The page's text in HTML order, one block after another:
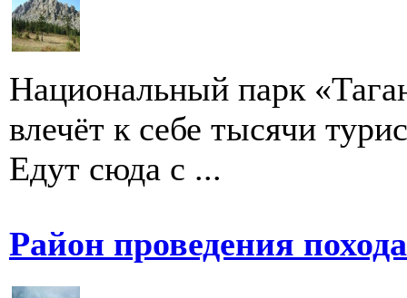
Национальный парк
влечёт к себе тысячи
Едут сюда с ...
Район проведения